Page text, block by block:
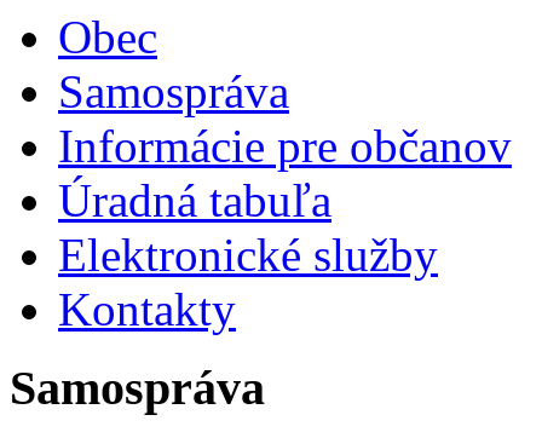
Obec
Samospráva
Informácie pre občanov
Úradná tabuľa
Elektronické služby
Kontakty
Samospráva